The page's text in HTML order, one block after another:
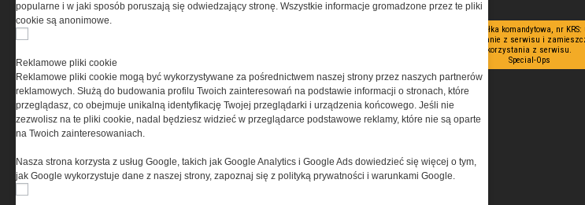
Copyright © 2004-2019 Grupa MEDIUM Spółka z ograniczoną odpowiedzialnością Spółka komandytowa, nr
zastrzeżone. Jakiekolwiek dalsze rozpowszechnianie artykułów zabronione. Korzystanie z serwisu i
korzystania z serwisu.
Special-Ops
popularne i w jaki sposób poruszają się odwiedzający stronę. Wszystkie informacje gromadzone przez te pliki
cookie są anonimowe.
Reklamowe pliki cookie
Reklamowe pliki cookie mogą być wykorzystywane za pośrednictwem naszej strony przez naszych partnerów
reklamowych. Służą do budowania profilu Twoich zainteresowań na podstawie informacji o stronach, które
przeglądasz, co obejmuje unikalną identyfikację Twojej przeglądarki i urządzenia końcowego. Jeśli nie
zezwolisz na te pliki cookie, nadal będziesz widzieć w przeglądarce podstawowe reklamy, które nie są oparte
na Twoich zainteresowaniach.
Nasza strona korzysta z usług Google, takich jak Google Analytics i Google Ads dowiedzieć się więcej o tym,
jak Google wykorzystuje dane z naszej strony, zapoznaj się z polityką prywatności i warunkami Google.